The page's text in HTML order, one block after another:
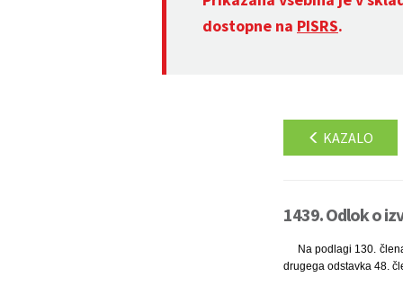
dostopne na PISRS.
KAZALO
1439. Odlok o
Na podlagi 130.
drugega odstavka 48.